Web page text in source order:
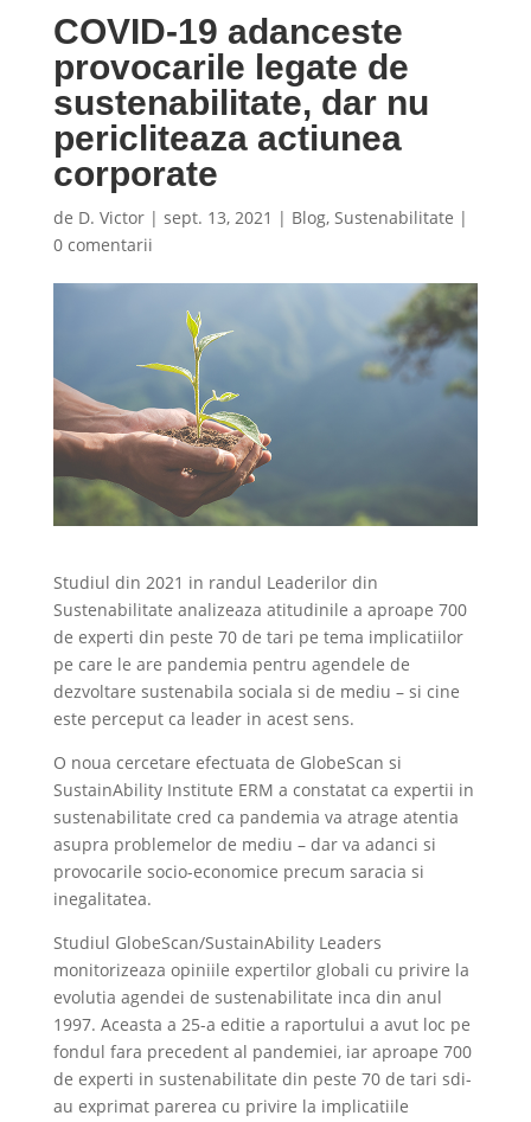
COVID-19 adanceste
provocarile legate de
sustenabilitate, dar nu
pericliteaza actiunea
corporate
de D. Victor| sept. 13, 2021 | Blog, Sustenabilitate |
0 comentarii
Studiul din 2021 in randul Leaderilor din
Sustenabilitate analizeaza atitudinile a aproape 700
de experti din peste 70 de tari pe tema implicatiilor
pe care le are pandemia pentru agendele de
dezvoltare sustenabila sociala si de mediu – si cine
este perceput ca leader in acest sens.
O noua cercetare efectuata de GlobeScan si
SustainAbility Institute ERM a constatat ca expertii in
sustenabilitate cred ca pandemia va atrage atentia
asupra problemelor de mediu – dar va adanci si
provocarile socio-economice precum saracia si
inegalitatea.
Studiul GlobeScan/SustainAbility Leaders
monitorizeaza opiniile expertilor globali cu privire la
evolutia agendei de sustenabilitate inca din anul
1997. Aceasta a 25-a editie a raportului a avut loc pe
fondul fara precedent al pandemiei, iar aproape 700
de experti in sustenabilitate din peste 70 de tari sdi-
au exprimat parerea cu privire la implicatiile